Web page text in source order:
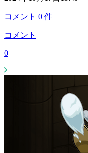
コメント 0 件
コメント
0